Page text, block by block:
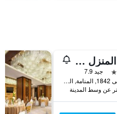
فندق المنزل البحرين
جيد 7.9
4047 مبانى 1842, المنامة, البحرين